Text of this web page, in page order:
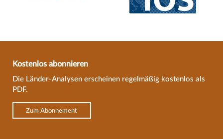
Kostenlos abonnieren
Die Länder-Analysen erscheinen regelmäßig kostenlos als
PDF.
Zum Abonnement